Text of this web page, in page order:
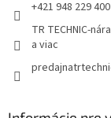
+421 948 229 400
TR TECHNIC-
a viac